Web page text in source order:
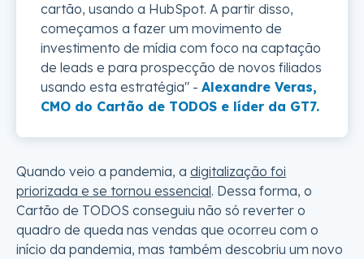
cartão, usando a HubSpot. A partir disso,
começamos a fazer um movimento de
investimento de mídia com foco na captação
de leads e para prospecção de novos filiados
usando esta estratégia" - Alexandre Veras,
CMO do Cartão de TODOS e líder da GT7.
Quando veio a pandemia, a digitalização foi
priorizada e se tornou essencial. Dessa forma, o
Cartão de TODOS conseguiu não só reverter o
quadro de queda nas vendas que ocorreu com o
início da pandemia, mas também descobriu um novo